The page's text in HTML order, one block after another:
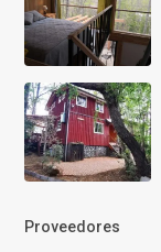
Proveedores